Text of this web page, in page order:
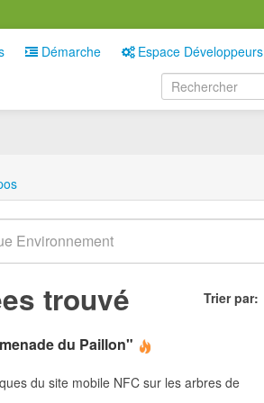
Démarche Espace Développeurs
Trier par
trouvé
du Paillon"
du site mobile NFC sur les arbres de